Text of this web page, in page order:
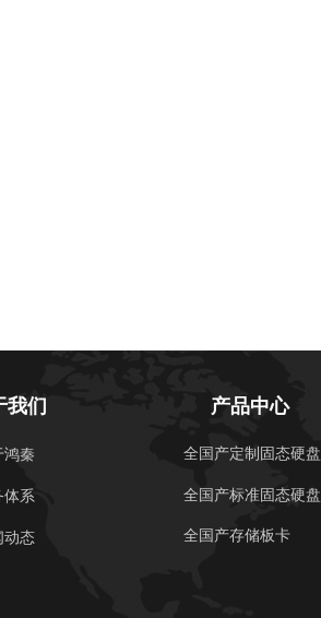
我们
全国产定制固态硬盘
全国产标准固态硬盘
全国产存储板卡
产品中心
鸿秦
体系
动态